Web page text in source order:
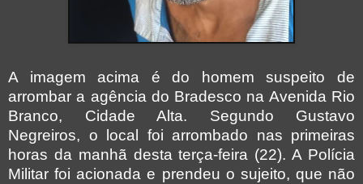
A imagem acima é do homem suspeito de
arrombar a agência do Bradesco na Avenida Rio
Branco, Cidade Alta. Segundo Gustavo
Negreiros, o local foi arrombado nas primeiras
horas da manhã desta terça-feira (22). A Polícia
Militar foi acionada e prendeu o sujeito, que não